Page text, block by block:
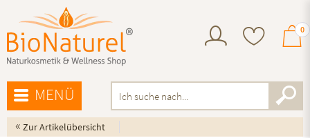
0
MENÜ
« Zur Artikelübersicht